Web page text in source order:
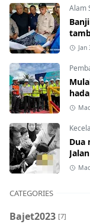
Alam
Jan
Dua
CATEGORIES
Bajet2023 [7]